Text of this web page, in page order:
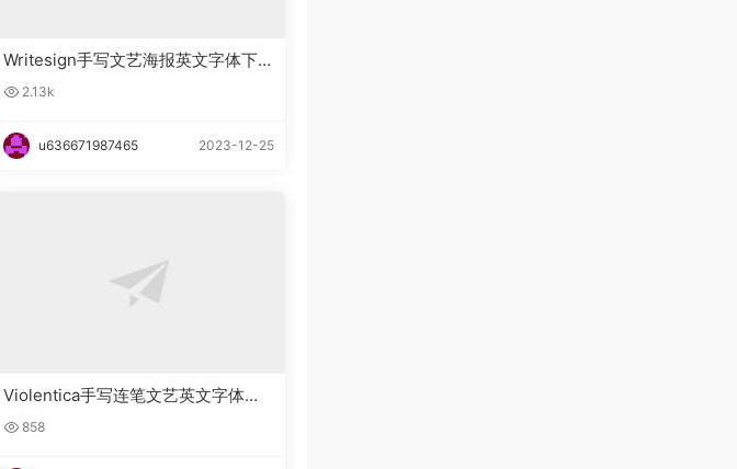
Writesign手写文艺海报英文字体下
载 2.13k
u636671987465 2023-12-25
Violentica手写连笔文艺英文字体下
载 858